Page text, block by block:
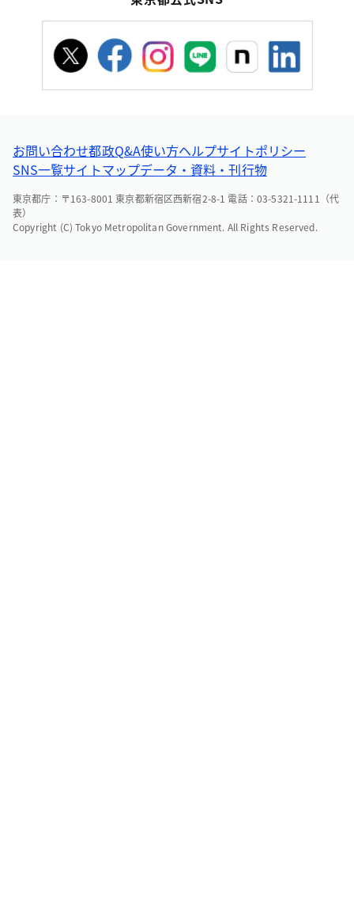
お問い合わせ都政Q&A使い方ヘルプサイトポリシー
SNS一覧サイトマップデータ・資料・刊行物
東京都庁：〒163-8001 東京都新宿区西新宿2-8-1 電話：03-5321-1111（代
表）
Copyright (C) Tokyo Metropolitan Government. All Rights Reserved.